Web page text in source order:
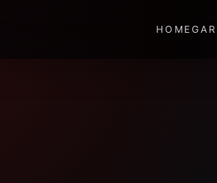
HOME